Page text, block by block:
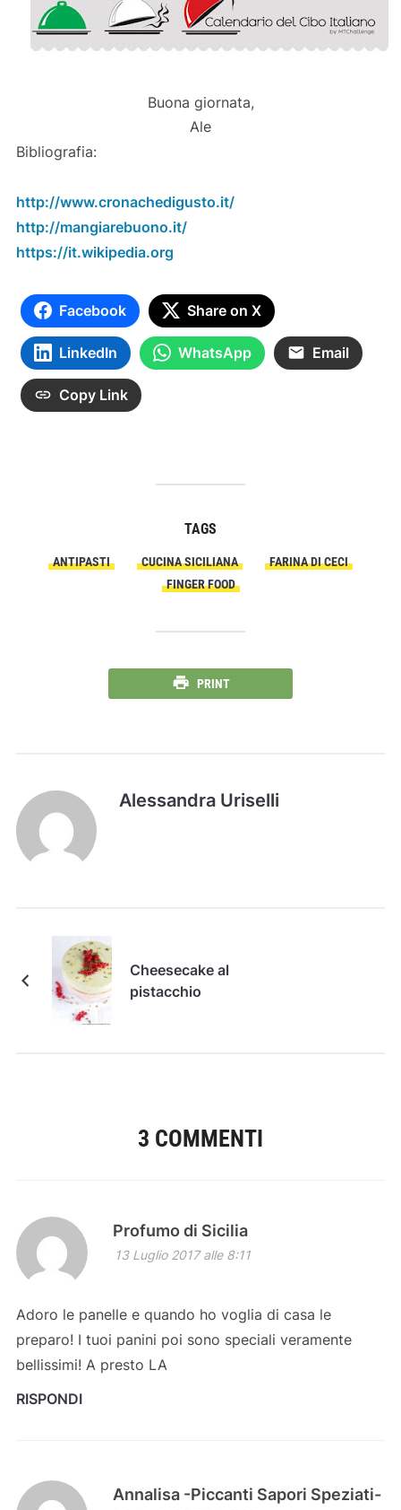
Buona giornata,
Ale
Bibliografia:
http://www.cronachedigusto.it/
http://mangiarebuono.it/
https://it.wikipedia.org
Facebook Share on X
LinkedIn WhatsApp Email
Copy Link
TAGS
ANTIPASTI CUCINA SICILIANA
FARINA DI CECI
FINGER FOOD
PRINT
Alessandra Uriselli
Cheesecake al
pistacchio
3 COMMENTI
Profumo di Sicilia
13 Luglio 2017 alle 8:11
Adoro le panelle e quando ho voglia di casa le
preparo! I tuoi panini poi sono speciali veramente
bellissimi! A presto LA
RISPONDI
Annalisa -Piccanti Sapori Speziati-